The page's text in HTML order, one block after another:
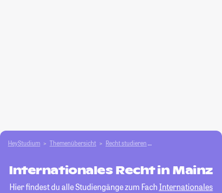
HeyStudium Themenübersicht Recht studieren
Internationales Recht in Mainz
Hier findest du alle Studiengänge zum Fach Internationales